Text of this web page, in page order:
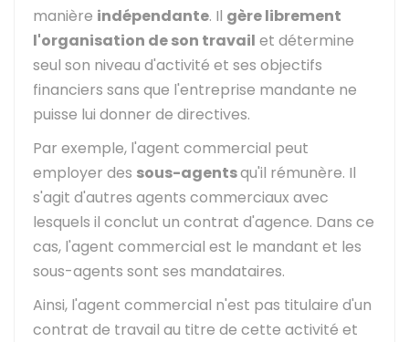
manière indépendante. Il gère librement
l'organisation de son travail et détermine
seul son niveau d'activité et ses objectifs
financiers sans que l'entreprise mandante ne
puisse lui donner de directives.
Par exemple, l'agent commercial peut
employer des sous-agentsqu'il rémunère. Il
s'agit d'autres agents commerciaux avec
lesquels il conclut un contrat d'agence. Dans ce
cas, l'agent commercial est le mandant et les
sous-agents sont ses mandataires.
Ainsi, l'agent commercial n'est pas titulaire d'un
contrat de travail au titre de cette activité et